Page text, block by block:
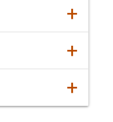
la un
+
(în
+
„ mai +